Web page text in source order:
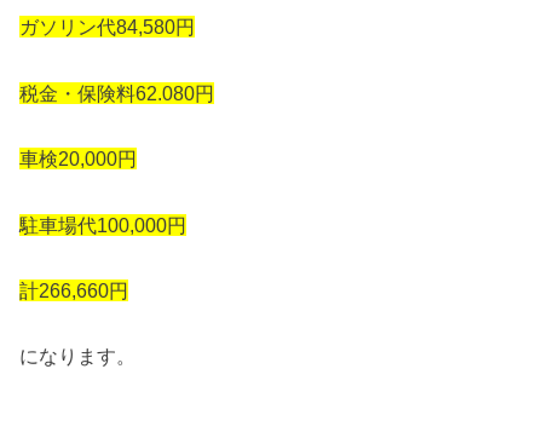
ガソリン代84,580円
税金・保険料62.080円
車検20,000円
駐車場代100,000円
計266,660円
になります。